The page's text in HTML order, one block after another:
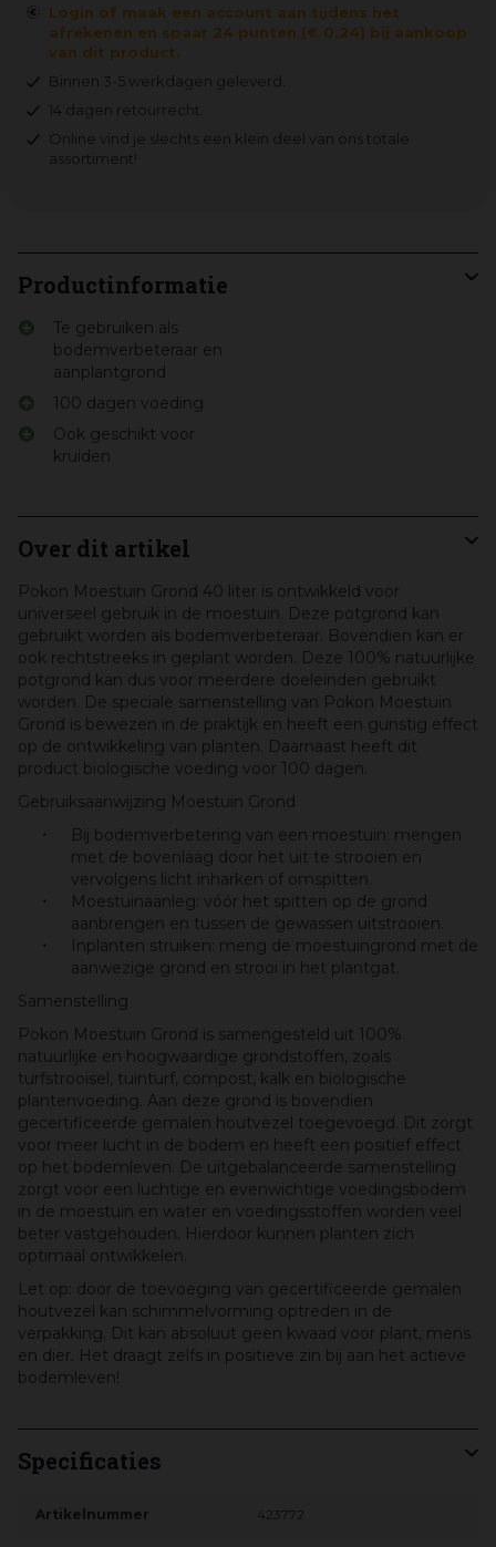
Login of maak een account aan tijdens het
afrekenen en spaar 24 punten (€ 0,24) bij aankoop
van dit product.
Binnen 3-5 werkdagen geleverd.
14 dagen retourrecht.
Online vind je slechts een klein deel van ons totale
assortiment!
Productinformatie
Te gebruiken als
bodemverbeteraar en
aanplantgrond
100 dagen voeding
Ook geschikt voor
kruiden
Over dit artikel
Pokon Moestuin Grond 40 liter is ontwikkeld voor
universeel gebruik in de moestuin. Deze potgrond kan
gebruikt worden als bodemverbeteraar. Bovendien kan er
ook rechtstreeks in geplant worden. Deze 100% natuurlijke
potgrond kan dus voor meerdere doeleinden gebruikt
worden. De speciale samenstelling van Pokon Moestuin
Grond is bewezen in de praktijk en heeft een gunstig effect
op de ontwikkeling van planten. Daarnaast heeft dit
product biologische voeding voor 100 dagen.
Gebruiksaanwijzing Moestuin Grond
Bij bodemverbetering van een moestuin: mengen
met de bovenlaag door het uit te strooien en
vervolgens licht inharken of omspitten.
Moestuinaanleg: vóór het spitten op de grond
aanbrengen en tussen de gewassen uitstrooien.
Inplanten struiken: meng de moestuingrond met de
aanwezige grond en strooi in het plantgat.
Samenstelling
Pokon Moestuin Grond is samengesteld uit 100%
natuurlijke en hoogwaardige grondstoffen, zoals
turfstrooisel, tuinturf, compost, kalk en biologische
plantenvoeding. Aan deze grond is bovendien
gecertificeerde gemalen houtvezel toegevoegd. Dit zorgt
voor meer lucht in de bodem en heeft een positief effect
op het bodemleven. De uitgebalanceerde samenstelling
zorgt voor een luchtige en evenwichtige voedingsbodem
in de moestuin en water en voedingsstoffen worden veel
beter vastgehouden. Hierdoor kunnen planten zich
optimaal ontwikkelen.
Let op: door de toevoeging van gecertificeerde gemalen
houtvezel kan schimmelvorming optreden in de
verpakking. Dit kan absoluut geen kwaad voor plant, mens
en dier. Het draagt zelfs in positieve zin bij aan het actieve
bodemleven!
Specificaties
Artikelnummer 423772